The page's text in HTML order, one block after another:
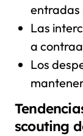
Las
a
Los
scouting